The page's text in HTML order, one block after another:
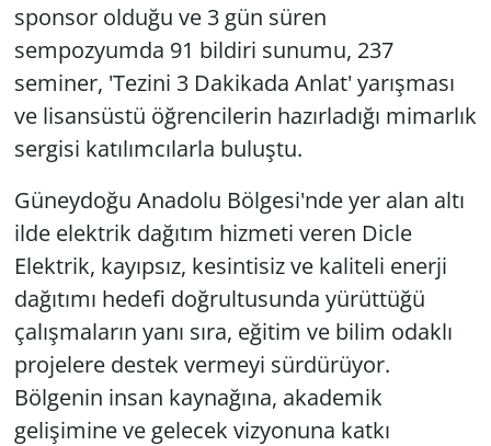
sponsor olduğu ve 3 gün süren
sempozyumda 91 bildiri sunumu, 237
seminer, 'Tezini 3 Dakikada Anlat' yarışması
ve lisansüstü öğrencilerin hazırladığı mimarlık
sergisi katılımcılarla buluştu.
Güneydoğu Anadolu Bölgesi'nde yer alan altı
ilde elektrik dağıtım hizmeti veren Dicle
Elektrik, kayıpsız, kesintisiz ve kaliteli enerji
dağıtımı hedefi doğrultusunda yürüttüğü
çalışmaların yanı sıra, eğitim ve bilim odaklı
projelere destek vermeyi sürdürüyor.
Bölgenin insan kaynağına, akademik
gelişimine ve gelecek vizyonuna katkı